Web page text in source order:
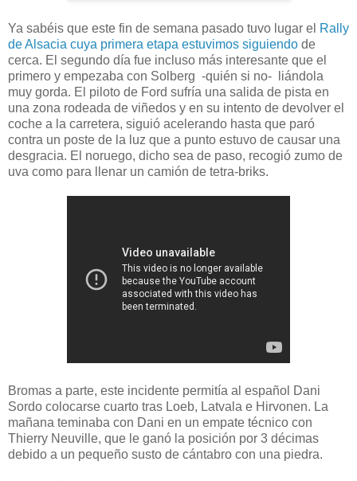
Ya sabéis que este fin de semana pasado tuvo lugar el Rally
de Alsacia cuya primera etapa estuvimos siguiendo de
cerca. El segundo día fue incluso más interesante que el
primero y empezaba con Solberg -quién si no- liándola
muy gorda. El piloto de Ford sufría una salida de pista en
una zona rodeada de viñedos y en su intento de devolver el
coche a la carretera, siguió acelerando hasta que paró
contra un poste de la luz que a punto estuvo de causar una
desgracia. El noruego, dicho sea de paso, recogió zumo de
uva como para llenar un camión de tetra-briks.
Bromas a parte, este incidente permitía al español Dani
Sordo colocarse cuarto tras Loeb, Latvala e Hirvonen. La
mañana teminaba con Dani en un empate técnico con
Thierry Neuville, que le ganó la posición por 3 décimas
debido a un pequeño susto de cántabro con una piedra.